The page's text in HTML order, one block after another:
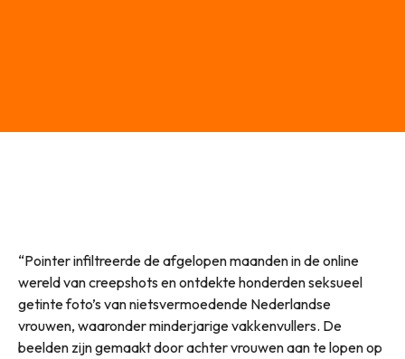
“Pointer infiltreerde de afgelopen maanden in de online
wereld van creepshots en ontdekte honderden seksueel
getinte foto’s van nietsvermoedende Nederlandse
vrouwen, waaronder minderjarige vakkenvullers. De
beelden zijn gemaakt door achter vrouwen aan te lopen op